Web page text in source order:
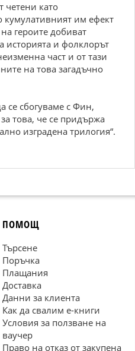
четени като
кумулативният им ефект
героите добиват
историята и фолклорът
част и от тази
на това загадъчно
се сбогуваме с Фин,
това, че се придържа
изградена трилогия“.
ПОМОЩ
Търсене
Поръчка
Плащания
Доставка
Данни за клиента
Как да свалим е-книги
Условия за ползване на
ваучер
Право на отказ от закупена